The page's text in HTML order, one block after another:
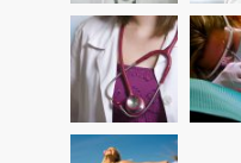
30/03/2021
Nou! Test pentru
IgG COVID 19 cantitativi
05/04/2021